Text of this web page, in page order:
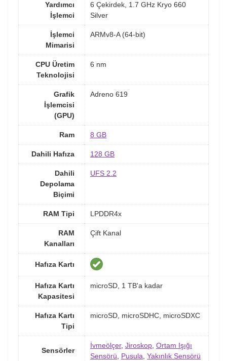
Yardımcı
İşlemci
6 Çekirdek, 1.7 GHz Kryo 660
Silver
İşlemci
Mimarisi
ARMv8-A (64-bit)
CPU Üretim
Teknolojisi
6 nm
Grafik
İşlemcisi
(GPU)
Adreno 619
Ram 8 GB
Dahili Hafıza 128 GB
Dahili
Depolama
Biçimi
UFS 2.2
RAM Tipi LPDDR4x
RAM
Kanalları
Çift Kanal
Hafıza Kartı
Hafıza Kartı
Kapasitesi
microSD, 1 TB'a kadar
Hafıza Kartı
Tipi
microSD, microSDHC, microSDXC
Sensörler
İvmeölçer, Jiroskop, Ortam Işığı
Sensörü, Pusula, Yakınlık Sensörü